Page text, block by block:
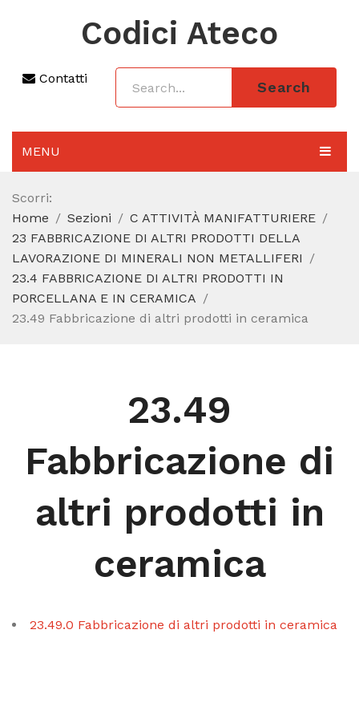
Codici Ateco
Contatti
Search
MENU
AGGIORNAMENTO 2025
SEZIONI
CODICE ATECO A COSA SERVE
CODICE FISCALE
Scorri:
Home
Sezioni
C ATTIVITÀ MANIFATTURIERE
23 FABBRICAZIONE DI ALTRI PRODOTTI DELLA
LAVORAZIONE DI MINERALI NON METALLIFERI
23.4 FABBRICAZIONE DI ALTRI PRODOTTI IN
PORCELLANA E IN CERAMICA
23.49 Fabbricazione di altri prodotti in ceramica
23.49
Fabbricazione di
altri prodotti in
ceramica
23.49.0 Fabbricazione di altri prodotti in ceramica